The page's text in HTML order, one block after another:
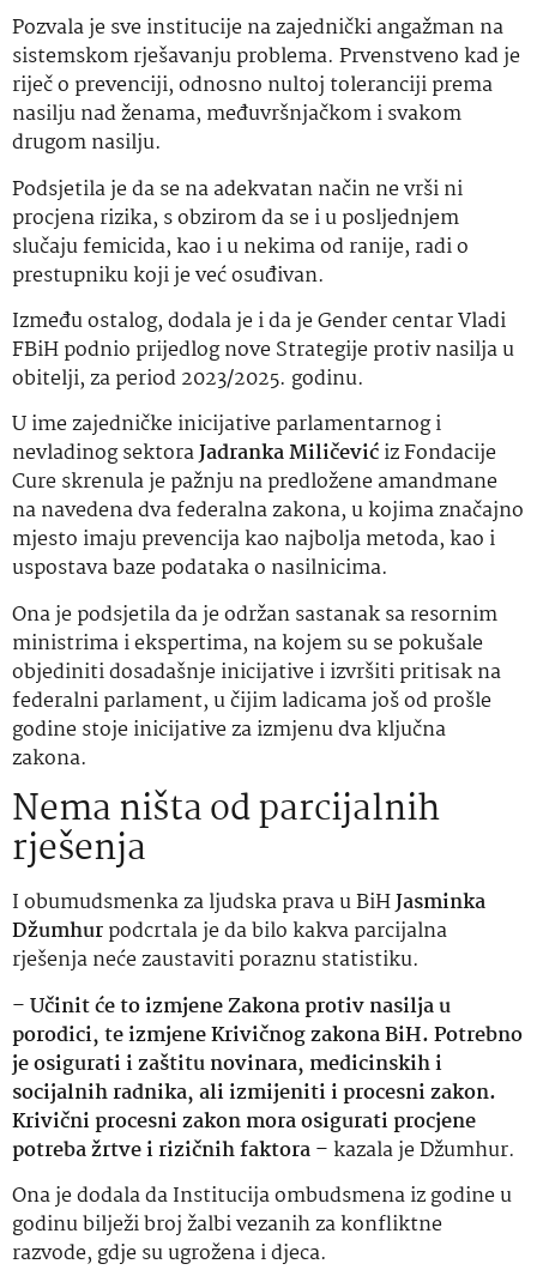
Pozvala je sve institucije na zajednički angažman na
sistemskom rješavanju problema. Prvenstveno kad je
riječ o prevenciji, odnosno nultoj toleranciji prema
nasilju nad ženama, međuvršnjačkom i svakom
drugom nasilju.
Podsjetila je da se na adekvatan način ne vrši ni
procjena rizika, s obzirom da se i u posljednjem
slučaju femicida, kao i u nekima od ranije, radi o
prestupniku koji je već osuđivan.
Između ostalog, dodala je i da je Gender centar Vladi
FBiH podnio prijedlog nove Strategije protiv nasilja u
obitelji, za period 2023/2025. godinu.
U ime zajedničke inicijative parlamentarnog i
nevladinog sektoraJadranka Miličevićiz Fondacije
Cure skrenula je pažnju na predložene amandmane
na navedena dva federalna zakona, u kojima značajno
mjesto imaju prevencija kao najbolja metoda, kao i
uspostava baze podataka o nasilnicima.
Ona je podsjetila da je održan sastanak sa resornim
ministrima i ekspertima, na kojem su se pokušale
objediniti dosadašnje inicijative i izvršiti pritisak na
federalni parlament, u čijim ladicama još od prošle
godine stoje inicijative za izmjenu dva ključna
zakona.
Nema ništa od parcijalnih
rješenja
I obumudsmenka za ljudska prava u BiHJasminka
Džumhurpodcrtala je da bilo kakva parcijalna
rješenja neće zaustaviti poraznu statistiku.
–Učinit će to izmjene Zakona protiv nasilja u
porodici, te izmjene Krivičnog zakona BiH. Potrebno
je osigurati i zaštitu novinara, medicinskih i
socijalnih radnika, ali izmijeniti i procesni zakon.
Krivični procesni zakon mora osigurati procjene
potreba žrtve i rizičnih faktora– kazala je Džumhur.
Ona je dodala da Institucija ombudsmena iz godine u
godinu bilježi broj žalbi vezanih za konfliktne
razvode, gdje su ugrožena i djeca.